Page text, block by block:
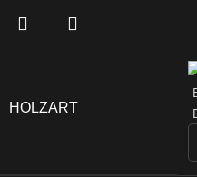
HOLZART